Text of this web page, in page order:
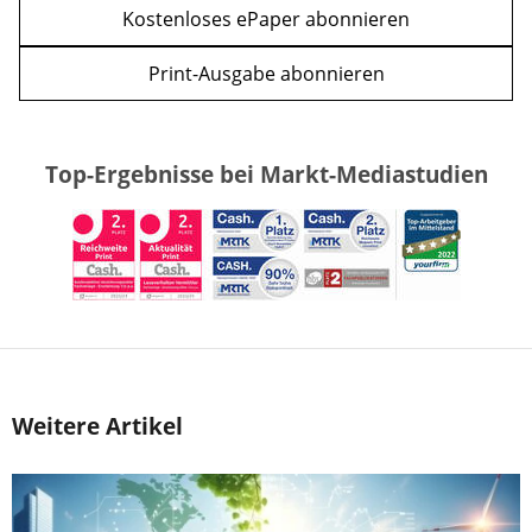
Kostenloses ePaper abonnieren
Print-Ausgabe abonnieren
Top-Ergebnisse bei Markt-Mediastudien
Weitere Artikel